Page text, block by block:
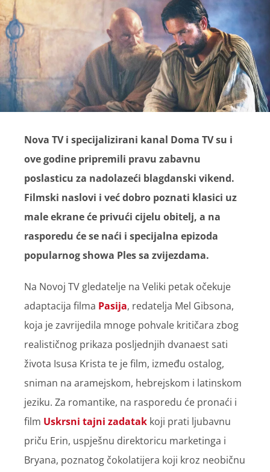
Nova TV i specijalizirani kanal Doma TV su i
ove godine pripremili pravu zabavnu
poslasticu za nadolazeći blagdanski vikend.
Filmski naslovi i već dobro poznati klasici uz
male ekrane će privući cijelu obitelj, a na
rasporedu će se naći i specijalna epizoda
popularnog showa Ples sa zvijezdama.
Na Novoj TV gledatelje na Veliki petak očekuje
adaptacija filma Pasija, redatelja Mel Gibsona,
koja je zavrijedila mnoge pohvale kritičara zbog
realističnog prikaza posljednjih dvanaest sati
života Isusa Krista te je film, između ostalog,
sniman na aramejskom, hebrejskom i latinskom
jeziku. Za romantike, na rasporedu će pronaći i
film Uskrsni tajni zadatak koji prati ljubavnu
priču Erin, uspješnu direktoricu marketinga i
Bryana, poznatog čokolatijera koji kroz neobičnu